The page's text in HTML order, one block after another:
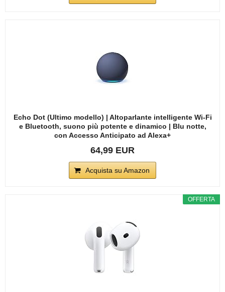
Echo Dot (Ultimo modello) | Altoparlante intelligente Wi-Fi
e Bluetooth, suono più potente e dinamico | Blu notte,
con Accesso Anticipato ad Alexa+
64,99 EUR
Acquista su Amazon
OFFERTA